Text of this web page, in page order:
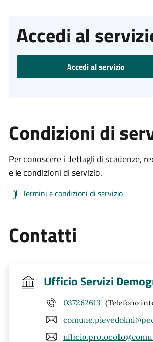
Accedi al
Accedi al servizio
Condizioni di
Per conoscere i dettagli di scadenze,
e le condizioni di servizio.
Termini e condizioni di servizio
Contatti
Ufficio Servizi
0372626131 (Telefono